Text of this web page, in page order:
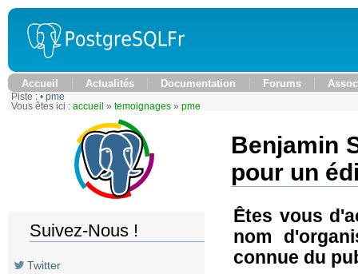
Accueil Actualités Documentation Forums
Piste : • pme
Vous êtes ici : accueil » temoignages » pme
Suivez-Nous !
Twitter
Benjamin
pour un
Êtes vous
nom
connue du